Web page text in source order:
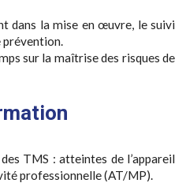
dans la mise en œuvre, le suivi
prévention.
sur la maîtrise des risques de
TMS : atteintes de l’appareil
professionnelle (AT/MP).